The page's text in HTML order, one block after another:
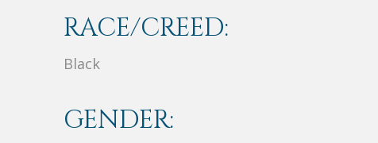
RACE/CREED:
Black
GENDER: